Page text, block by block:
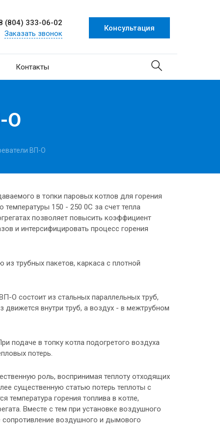
(804) 333-06-02
Заказать звонок
Консультация
Контакты
О
ВП-О
в топки паровых котлов для горения
150 - 250 0С за счет тепла
позволяет повысить коэффициент
и интерсифицировать процесс горения
трубных пакетов, каркаса с плотной
О состоит из стальных параллельных труб,
внутри труб, а воздух - в межтрубном
подаче в топку котла подогретого воздуха
потерь.
роль, воспринимая теплоту отходящих
существенную статью потерь теплоты с
температура горения топлива в котле,
Вместе с тем при установке воздушного
сопротивление воздушного и дымового